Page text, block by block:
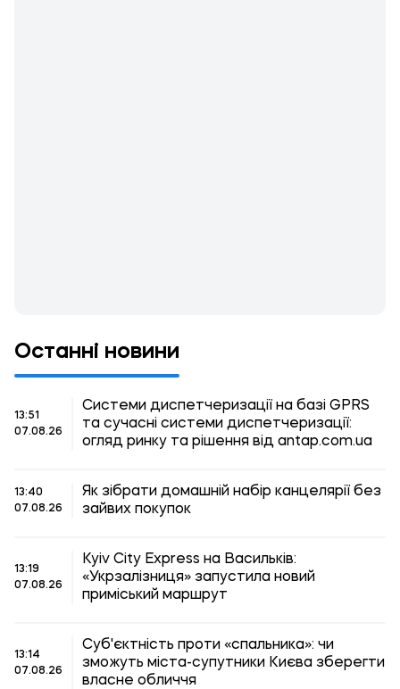
Останні новини
13:51
07.08.26
Системи диспетчеризації на базі GPRS
та сучасні системи диспетчеризації:
огляд ринку та рішення від antap.com.ua
13:40
07.08.26
Як зібрати домашній набір канцелярії без
зайвих покупок
13:19
07.08.26
Kyiv City Express на Васильків:
«Укрзалізниця» запустила новий
приміський маршрут
13:14
07.08.26
Суб'єктність проти «спальника»: чи
зможуть міста-супутники Києва зберегти
власне обличчя